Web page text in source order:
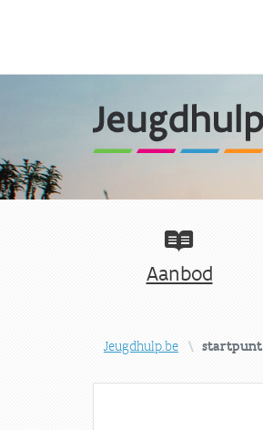
Aanbod
Jeugdhulp.be startpunt